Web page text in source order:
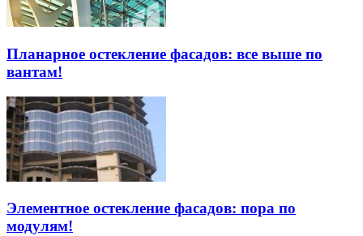
Планарное остекление фасадов: все выше по
вантам!
Элементное остекление фасадов: пора по
модулям!